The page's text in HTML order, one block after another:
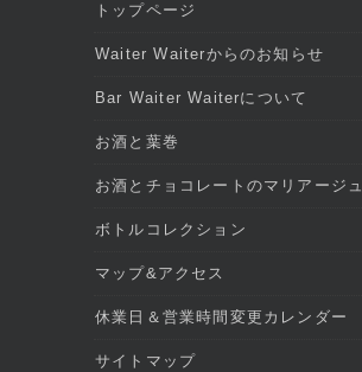
トップページ
Waiter Waiterからのお知らせ
Bar Waiter Waiterについて
お酒と葉巻
お酒とチョコレートのマリアージュ
ボトルコレクション
マップ&アクセス
休業日＆営業時間変更カレンダー
サイトマップ